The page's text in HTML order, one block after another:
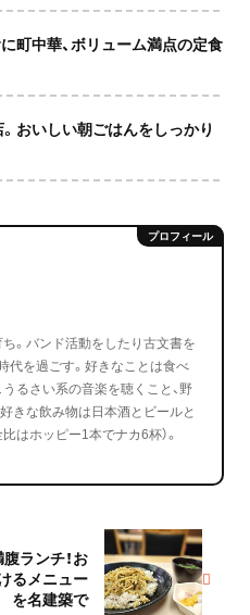
町中華、ボリューム満点の定食
おいしい朝ごはんをしっかり
ち。バンド活動をしたり古文書を
代を過ごす。好きなことは食べ
るさい系の音楽を聴くこと、野
きな飲み物は日本酒とビールと
はホッピー1本でナカ6杯）。
ランチ！お
るメニュー
を名建築で